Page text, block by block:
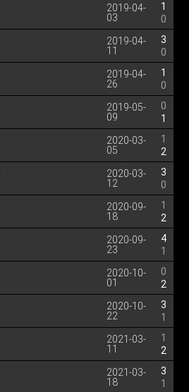
2019-04-
03
1
0
2019-04-
11
3
0
2019-04-
26
1
0
2019-05-
09
0
1
2020-03-
05
1
2
2020-03-
12
3
0
2020-09-
18
1
2
2020-09-
23
4
1
2020-10-
01
0
2
2020-10-
22
3
1
2021-03-
11
1
2
2021-03-
18
3
1